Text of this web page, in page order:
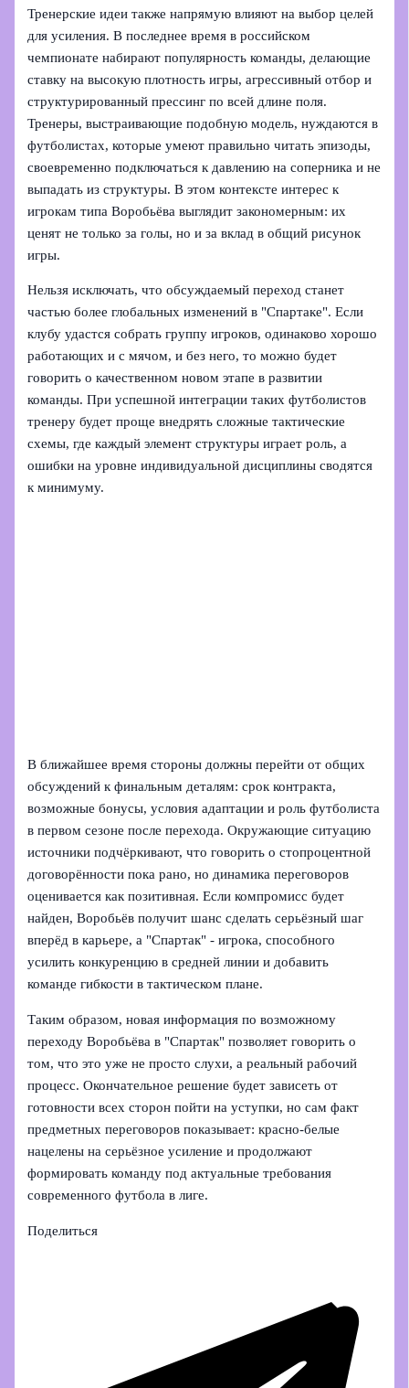
Тренерские идеи также напрямую влияют на выбор целей
для усиления. В последнее время в российском
чемпионате набирают популярность команды, делающие
ставку на высокую плотность игры, агрессивный отбор и
структурированный прессинг по всей длине поля.
Тренеры, выстраивающие подобную модель, нуждаются в
футболистах, которые умеют правильно читать эпизоды,
своевременно подключаться к давлению на соперника и не
выпадать из структуры. В этом контексте интерес к
игрокам типа Воробьёва выглядит закономерным: их
ценят не только за голы, но и за вклад в общий рисунок
игры.
Нельзя исключать, что обсуждаемый переход станет
частью более глобальных изменений в "Спартаке". Если
клубу удастся собрать группу игроков, одинаково хорошо
работающих и с мячом, и без него, то можно будет
говорить о качественном новом этапе в развитии
команды. При успешной интеграции таких футболистов
тренеру будет проще внедрять сложные тактические
схемы, где каждый элемент структуры играет роль, а
ошибки на уровне индивидуальной дисциплины сводятся
к минимуму.
В ближайшее время стороны должны перейти от общих
обсуждений к финальным деталям: срок контракта,
возможные бонусы, условия адаптации и роль футболиста
в первом сезоне после перехода. Окружающие ситуацию
источники подчёркивают, что говорить о стопроцентной
договорённости пока рано, но динамика переговоров
оценивается как позитивная. Если компромисс будет
найден, Воробьёв получит шанс сделать серьёзный шаг
вперёд в карьере, а "Спартак" - игрока, способного
усилить конкуренцию в средней линии и добавить
команде гибкости в тактическом плане.
Таким образом, новая информация по возможному
переходу Воробьёва в "Спартак" позволяет говорить о
том, что это уже не просто слухи, а реальный рабочий
процесс. Окончательное решение будет зависеть от
готовности всех сторон пойти на уступки, но сам факт
предметных переговоров показывает: красно‑белые
нацелены на серьёзное усиление и продолжают
формировать команду под актуальные требования
современного футбола в лиге.
Поделиться